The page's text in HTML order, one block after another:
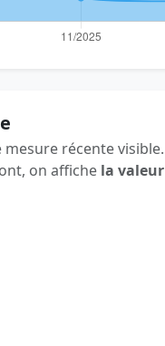
mesure récente
on affiche la valeur